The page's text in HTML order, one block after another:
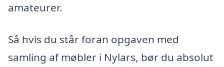
amateurer.
Så hvis du står foran opgaven med
samling af møbler i Nylars, bør du absolut